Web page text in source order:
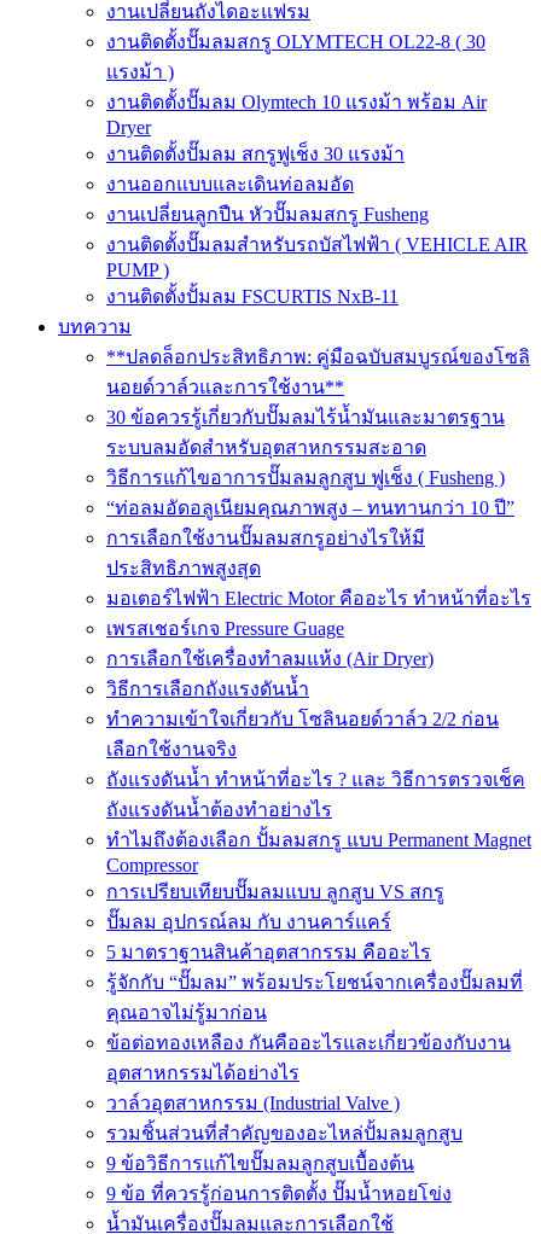
งานเปลี่ยนถังไดอะแฟรม
งานติดตั้งปั๊มลมสกรู OLYMTECH OL22-8 ( 30
แรงม้า )
งานติดตั้งปั๊มลม Olymtech 10 แรงม้า พร้อม Air
Dryer
งานติดตั้งปั๊มลม สกรูฟูเช็ง 30 แรงม้า
งานออกแบบและเดินท่อลมอัด
งานเปลี่ยนลูกปืน หัวปั๊มลมสกรู Fusheng
งานติดตั้งปั๊มลมสำหรับรถบัสไฟฟ้า ( VEHICLE AIR
PUMP )
งานติดตั้งปั้มลม FSCURTIS NxB-11
บทความ
**ปลดล็อกประสิทธิภาพ: คู่มือฉบับสมบูรณ์ของโซลิ
นอยด์วาล์วและการใช้งาน**
30 ข้อควรรู้เกี่ยวกับปั๊มลมไร้น้ำมันและมาตรฐาน
ระบบลมอัดสำหรับอุตสาหกรรมสะอาด
วิธีการแก้ไขอาการปั๊มลมลูกสูบ ฟูเช็ง ( Fusheng )
“ท่อลมอัดอลูเนียมคุณภาพสูง – ทนทานกว่า 10 ปี”
การเลือกใช้งานปั๊มลมสกรูอย่างไรให้มี
ประสิทธิภาพสูงสุด
มอเตอร์ไฟฟ้า Electric Motor คืออะไร ทำหน้าที่อะไร
เพรสเชอร์เกจ Pressure Guage
การเลือกใช้เครื่องทำลมแห้ง (Air Dryer)
วิธีการเลือกถังแรงดันน้ำ
ทำความเข้าใจเกี่ยวกับ โซลินอยด์วาล์ว 2/2 ก่อน
เลือกใช้งานจริง
ถังแรงดันน้ำ ทำหน้าที่อะไร ? และ วิธีการตรวจเช็ค
ถังแรงดันน้ำต้องทำอย่างไร
ทำไมถึงต้องเลือก ปั้มลมสกรู แบบ Permanent Magnet
Compressor
การเปรียบเทียบปั๊มลมแบบ ลูกสูบ VS สกรู
ปั๊มลม อุปกรณ์ลม กับ งานคาร์แคร์
5 มาตราฐานสินค้าอุตสากรรม คืออะไร
รู้จักกับ “ปั๊มลม” พร้อมประโยชน์จากเครื่องปั๊มลมที่
คุณอาจไม่รู้มาก่อน
ข้อต่อทองเหลือง กันคืออะไรและเกี่ยวข้องกับงาน
อุตสาหกรรมได้อย่างไร
วาล์วอุตสาหกรรม (Industrial Valve )
รวมชิ้นส่วนที่สำคัญของอะไหล่ปั้มลมลูกสูบ
9 ข้อวิธีการแก้ไขปั๊มลมลูกสูบเบื้องต้น
9 ข้อ ที่ควรรู้ก่อนการติดตั้ง ปั๊มน้ำหอยโข่ง
น้ำมันเครื่องปั๊มลมและการเลือกใช้